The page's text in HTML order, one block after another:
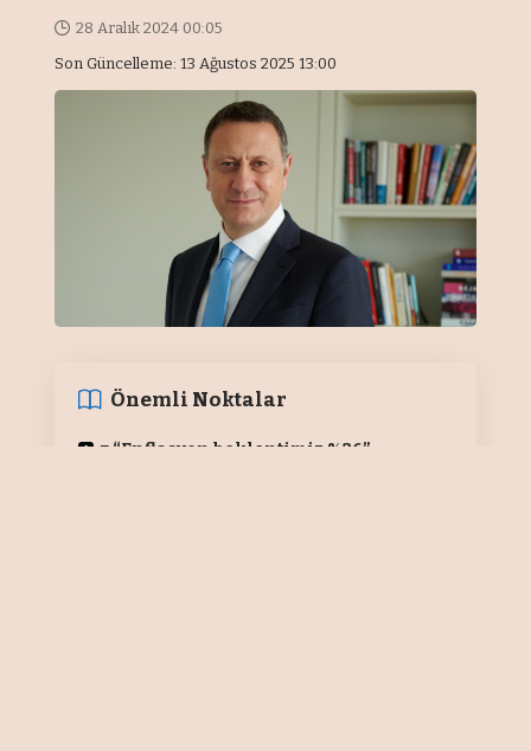
Son Güncelleme: 13 Ağustos 2025 13:00
28 Aralık 2024 00:05
Önemli Noktalar
■ “Enflasyon beklentimiz %26”